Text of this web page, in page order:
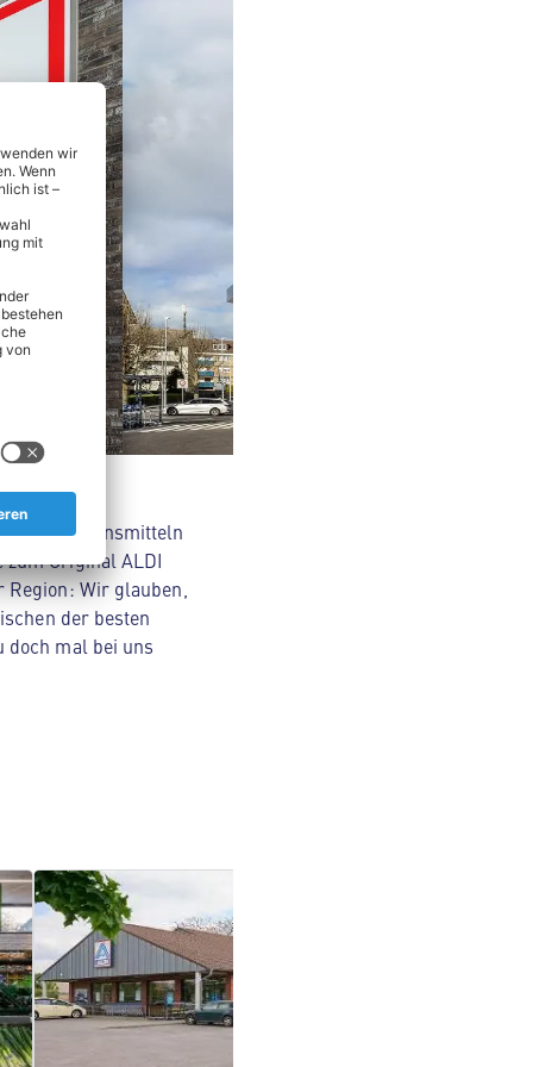
- von Lebensmitteln
Original ALDI
Wir glauben,
der besten
doch mal bei uns